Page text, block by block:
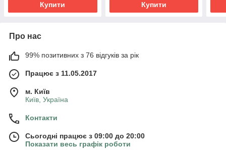
Купити Купити
Про нас
99% позитивних з 76 відгуків за рік
Працює з 11.05.2017
м. Київ
Київ, Україна
Контакти
Сьогодні працює з 09:00 до 20:00
Показати весь графік роботи